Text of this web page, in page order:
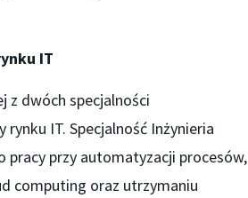
IT
z dwóch specjalności
IT. Specjalność Inżynieria
przy automatyzacji procesów,
computing oraz utrzymaniu